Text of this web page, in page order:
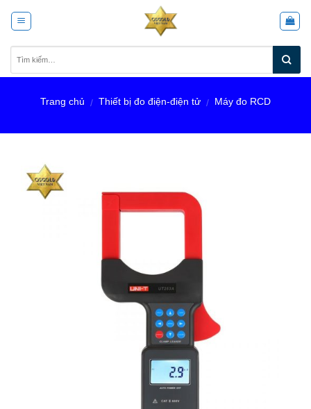
Trang chủ / Thiết bị đo điện-điện tử / Máy đo RCD